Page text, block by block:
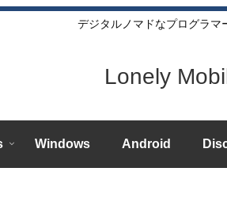
デジタルノマドなプログラマ
Lonely
Windows Android